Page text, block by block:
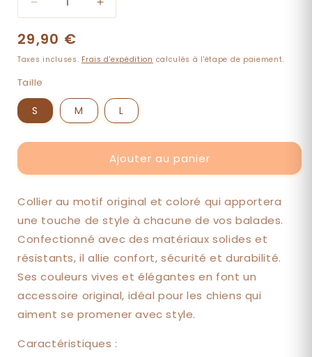
Réduire
la
quantité
Collier
Pluto
Augmenter
la
Collier
Prix
habituel
29,90 €
Taxes incluses. Frais d'expédition calculés à l'étape de paiement.
Taille
S M L
Ajouter au panier
Collier au motif original et coloré qui apportera
une touche de style à chacune de vos balades.
Confectionné avec des matériaux solides et
résistants, il allie confort, sécurité et durabilité.
Ses couleurs vives et élégantes en font un
accessoire original, idéal pour les chiens qui
aiment se promener avec style.
Caractéristiques :